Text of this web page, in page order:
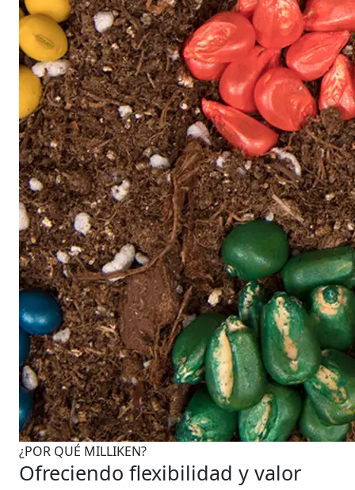
¿POR QUÉ MILLIKEN?
Ofreciendo flexibilidad y valor